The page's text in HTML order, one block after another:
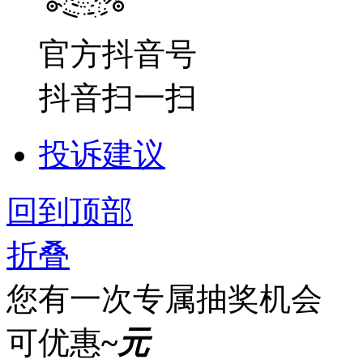
官方抖音号
抖音扫一扫
投诉建议
回到顶部
折叠
您有一次专属抽奖机会
可优惠~元